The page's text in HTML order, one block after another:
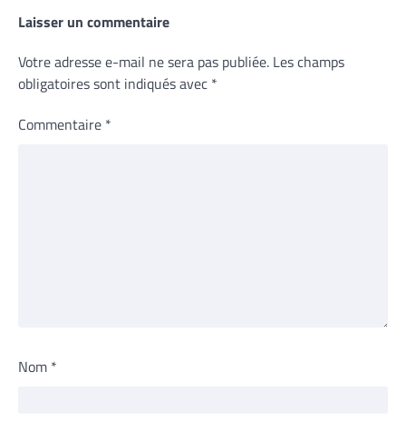
Laisser un commentaire
Votre adresse e-mail ne sera pas publiée. Les champs
obligatoires sont indiqués avec *
Commentaire *
Nom *